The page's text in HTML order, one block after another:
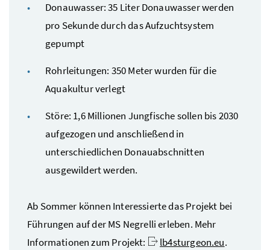
Donauwasser: 35 Liter Donauwasser werden
pro Sekunde durch das Aufzuchtsystem
gepumpt
Rohrleitungen: 350 Meter wurden für die
Aquakultur verlegt
Störe: 1,6 Millionen Jungfische sollen bis 2030
aufgezogen und anschließend in
unterschiedlichen Donauabschnitten
ausgewildert werden.
Ab Sommer können Interessierte das Projekt bei
Führungen auf der MS Negrelli erleben. Mehr
Informationen zum Projekt:
lb4sturgeon.eu.